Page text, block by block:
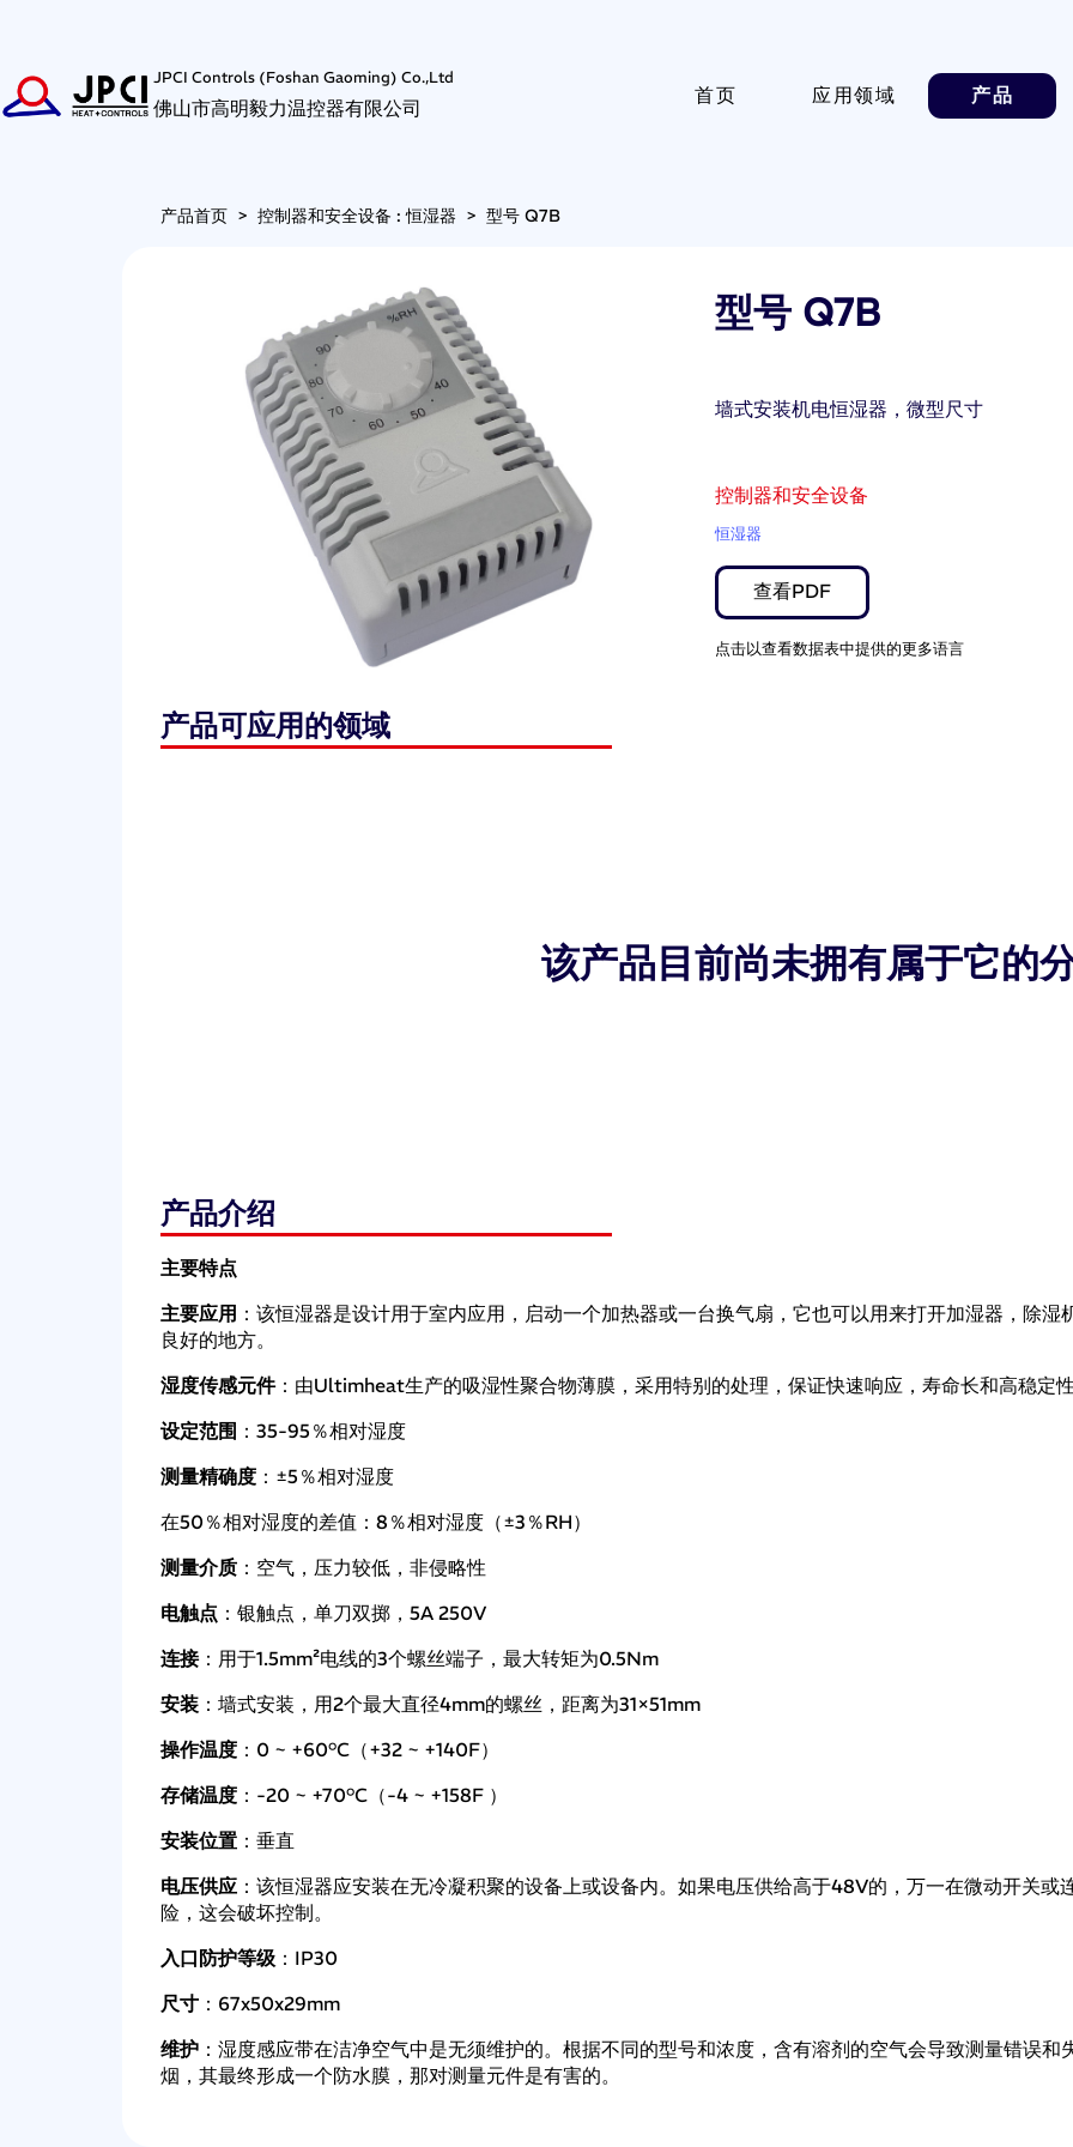
JPCI Controls (Foshan Gaoming) Co.,Ltd
佛山市高明毅力温控器有限公司
首页 应用领域 产品
产品首页 >控制器和安全设备 : 恒湿器 >型号 Q7B
型号 Q7B
墙式安装机电恒湿器，微型尺寸
控制器和安全设备
恒湿器
查看PDF
点击以查看数据表中提供的更多语言
产品可应用的领域
该产品目前尚未拥有属于它的
产品介绍
主要特点
主要应用 ：该恒湿器是设计用于室内应用，启动一个加热器或一台换气扇，它也可以用来打开加湿器，除
良好的地方。
湿度传感元件：由Ultimheat生产的吸湿性聚合物薄膜，采用特别的处理，保证快速响应，寿命长和高稳定
设定范围 ：35-95％相对湿度
测量精确度 ：±5％相对湿度
在50％相对湿度的差值：8％相对湿度（±3％RH）
测量介质 ：空气，压力较低，非侵略性
电触点 ：银触点，单刀双掷，5A 250V
连接：用于1.5mm²电线的3个螺丝端子，最大转矩为0.5Nm
安装 ：墙式安装，用2个最大直径4mm的螺丝，距离为31×51mm
操作温度 ：0 ~ +60°C（+32 ~ +140F）
存储温度 ：-20 ~ +70°C（-4 ~ +158F ）
安装位置 ：垂直
电压供应 ：该恒湿器应安装在无冷凝积聚的设备上或设备内。如果电压供给高于48V的，万一在微动开关
险，这会破坏控制。
入口防护等级 ：IP30
尺寸 ：67x50x29mm
维护 ：湿度感应带在洁净空气中是无须维护的。根据不同的型号和浓度，含有溶剂的空气会导致测量错误
烟，其最终形成一个防水膜，那对测量元件是有害的。